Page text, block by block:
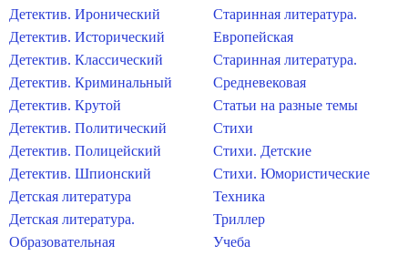
Детектив. Иронический
Детектив. Исторический
Детектив. Классический
Детектив. Криминальный
Детектив. Крутой
Детектив. Политический
Детектив. Полицейский
Детектив. Шпионский
Детская литература
Детская литература.
Образовательная
Старинная литература.
Европейская
Старинная литература.
Средневековая
Статьи на разные темы
Стихи
Стихи. Детские
Стихи. Юмористические
Техника
Триллер
Учеба